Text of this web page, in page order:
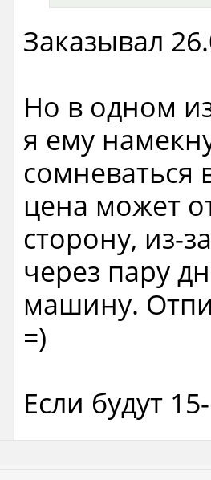
Заказывал
Но в одном
я ему
сомневаться
цена может
сторону, из-
через пару
машину.
=)
Если будут